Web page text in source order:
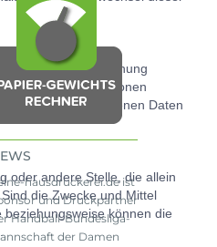
ohne Hinzuziehung
Informationen
personenbezogenen Daten
oder andere Stelle, die allein
die Zwecke und Mittel
können die
hausdruckerei.de ist
und Druckpartner
Handball-Bundesliga-
der Damen